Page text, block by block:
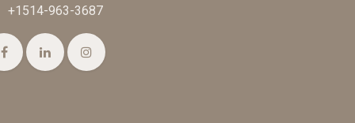
+1514-963-3687